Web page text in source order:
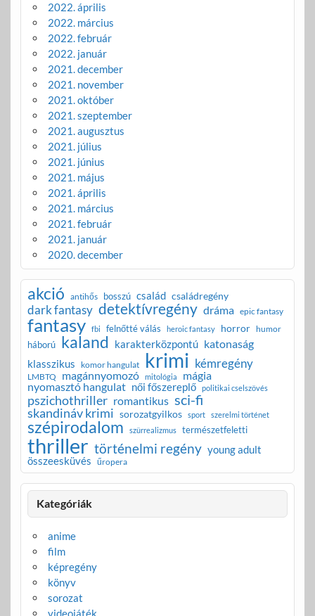
2022. április
2022. március
2022. február
2022. január
2021. december
2021. november
2021. október
2021. szeptember
2021. augusztus
2021. július
2021. június
2021. május
2021. április
2021. március
2021. február
2021. január
2020. december
akció antihős bosszú család családregény
dark fantasy detektívregény dráma epic fantasy
fantasy fbi felnőtté válás heroic fantasy horror humor
háború kaland karakterközpontú katonaság
klasszikus komor hangulat krimi kémregény
LMBTQ magánnyomozó mitológia mágia
nyomasztó hangulat női főszereplő politikai cselszövés
pszichothriller romantikus sci-fi
skandináv krimi sorozatgyilkos sport szerelmi történet
szépirodalom szürrealizmus természetfeletti
thriller történelmi regény young adult
összeesküvés űropera
Kategóriák
anime
film
képregény
könyv
sorozat
videojáték